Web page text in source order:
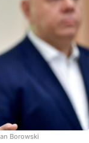
Borowski